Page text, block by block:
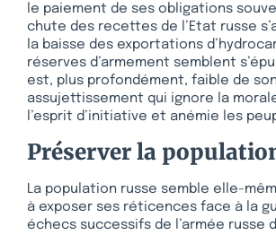
le paiement de ses obligations
chute des recettes de l’Etat russe
la baisse des exportations
réserves d’armement semblent
est, plus profondément, faible de
assujettissement qui ignore la
l’esprit d’initiative et anémie les
Préserver la
La population russe semble elle-
à exposer ses réticences face à la
échecs successifs de l’armée russe